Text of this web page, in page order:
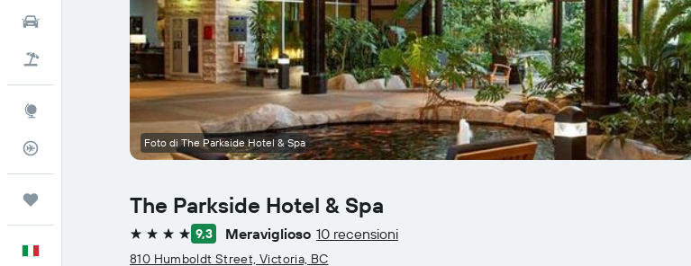
Pacchetti vacanze
The Parkside Hotel & Spa
4 stelle 9,3 Meraviglioso 10 recensioni
810 Humboldt Street, Victoria, BC
Foto di The Parkside Hotel & Spa